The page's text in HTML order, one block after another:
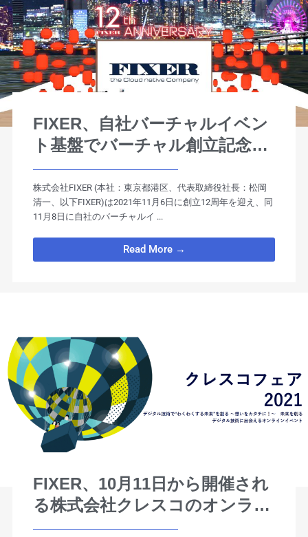
FIXER、自社バーチャルイベン
ト基盤でバーチャル創立記念パ
ーティを実施
株式会社FIXER (本社：東京都港区、代表取締役社⻑：松岡
清⼀、以下FIXER)は2021年11月6日に創立12周年を迎え、同
11月8日に自社のバーチャルイ ...
Read More →
FIXER、10月11日から開催され
る株式会社クレスコのオンライ
ンイベント 「クレスコフェア